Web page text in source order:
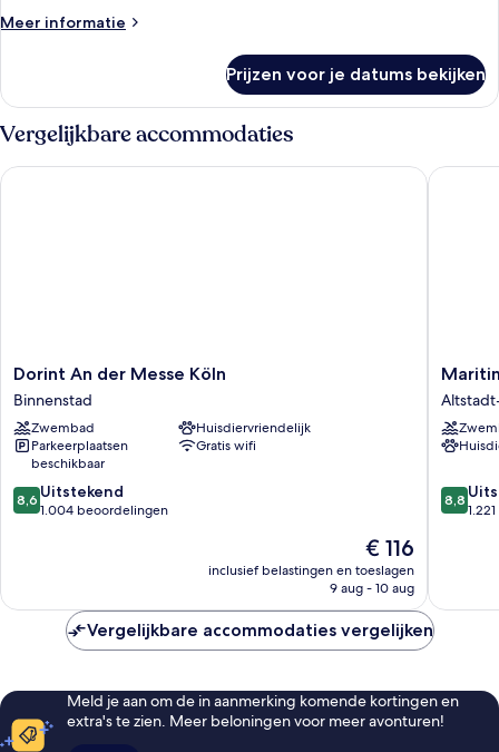
op
Meer informatie
Meer
2
queensize
bedden,
op
Prijzen voor je datums bekijken
Vergelijkbare accommodaties
Dorint
An
der
Messe
Köln
Binnenstad
Dorint An der Messe Köln
Binnenstad
Zwembad
Huisdiervriendelijk
Parkeerplaatsen
beschikbaar
Gratis wifi
8.6
van
8,6 Uitstekend
1.004 beoordelingen
De
prijs
is
€ 116
inclusief belastingen en toeslagen
9 aug - 10 aug
Dorint An der Messe Köln
Maritim
Hotel
Köln
Nord
8.8
van
8,8
Maritim
Vergelijkbare accommodaties vergelijken
Meld je aan om de in aanmerking komende kortingen en
extra's te zien. Meer beloningen voor meer avonturen!